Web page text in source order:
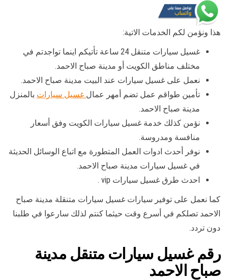
هذا ونؤمن لكم الخدمات الاتية:
غسيل سيارات متنقل 24 ساعة تأتيكم اينما تواجدتم في
مختلف مناطق الكويت أو مدينة صباح الاحمد.
نعمل على غسيل سيارات عند البيت مدينة صباح الاحمد.
تأمين طواقم عمل تضم أمهر عمال غسيل سيارات بالمنزل
مدينة صباح الاحمد.
نؤمن كذلك خدمة غسيل سيارات الكويت وفق أسعار
منافسة ومدروسة.
نوفر أحدث ادوات العمل المتطورة مع اتباع الوسائل الحديثة
في غسيل سيارات مدينة صباح الاحمد.
احدث طرق غسيل سيارات vip .
كما نعمل على توفير سيارات غسيل سيارات متنقلة مدينة صباح
الاحمد تصلكم في أسرع وقت حيثما كنتم لذلك سارعوا في طلبنا
دون تردد.
رقم غسيل سيارات متنقل مدينة
صباح الاحمد